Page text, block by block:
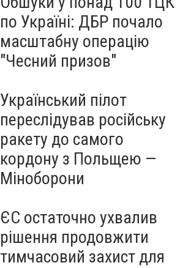
по Україні: ДБР почало
масштабну операцію
"Чесний призов"
Український пілот
переслідував російську
ракету до самого
кордону з Польщею —
Міноборони
ЄС остаточно ухвалив
рішення продовжити
тимчасовий захист для